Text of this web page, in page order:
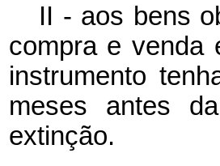
II - aos bens
compra e venda
instrumento
meses antes
extinção.